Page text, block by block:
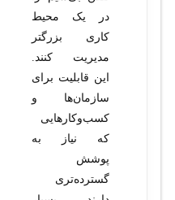
در یک محیط
کاری بزرگتر
مدیریت کنند.
این قابلیت برای
سازمان‌ها و
کسب‌وکارهایی
که نیاز به
پوشش
گسترده‌تری